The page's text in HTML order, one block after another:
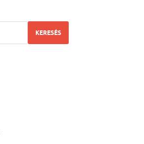
KERESÉS